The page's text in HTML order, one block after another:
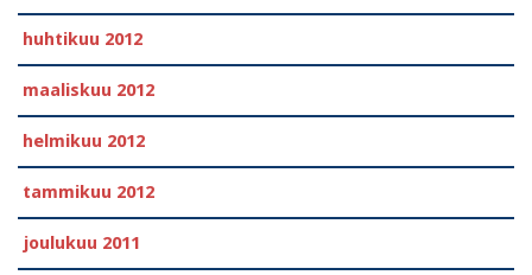
huhtikuu 2012
maaliskuu 2012
helmikuu 2012
tammikuu 2012
joulukuu 2011